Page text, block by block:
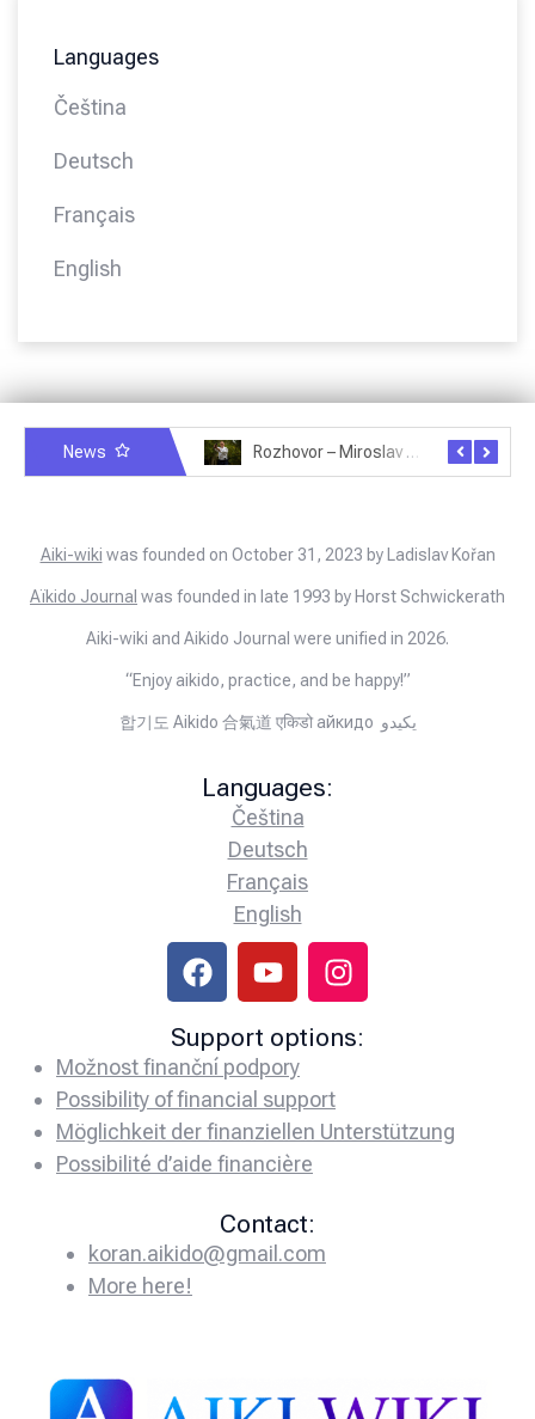
Languages
Čeština
Deutsch
Français
English
News Rozhovor – Miroslav Šmíd – 22.3.2025
Aiki-wiki was founded on October 31, 2023 by Ladislav Kořan
Aïkido Journal was founded in late 1993 by Horst Schwickerath
Aiki-wiki and Aikido Journal were unified in 2026.
“Enjoy aikido, practice, and be happy!”
합기도 Aikido 合氣道 एकिडो айкидо يكيدو
Languages:
Čeština
Deutsch
Français
English
Support options:
Možnost finanční podpory
Possibility of financial support
Möglichkeit der finanziellen Unterstützung
Possibilité d’aide financière
Contact:
koran.aikido@gmail.com
More here!